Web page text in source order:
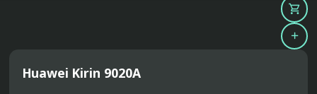
Huawei Kirin 9020A

